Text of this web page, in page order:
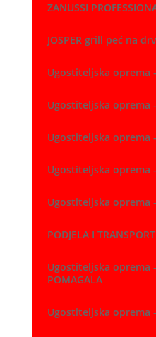
ZANUSSI
JOSPER grill peć na
Ugostiteljska oprema
Ugostiteljska oprema
Ugostiteljska oprema
Ugostiteljska oprema
Ugostiteljska oprema –
PODJELA I
Ugostiteljska oprema
POMAGALA
Ugostiteljska oprema